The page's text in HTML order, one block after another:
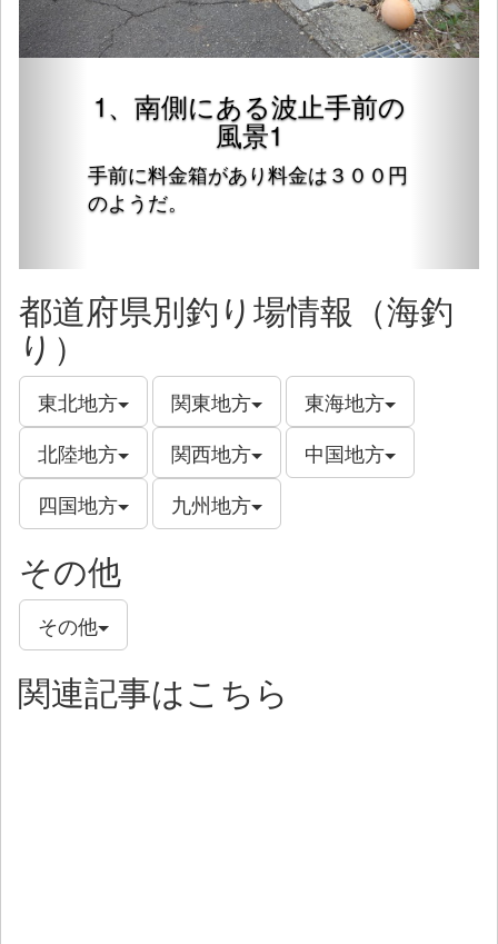
1、南側にある波止手前の
風景1
手前に料金箱があり料金は３００円
のようだ。
都道府県別釣り場情報（海釣
り）
東北地方 関東地方
東海地方
北陸地方
関西地方
中国地方
四国地方
九州地方
その他
その他
関連記事はこちら